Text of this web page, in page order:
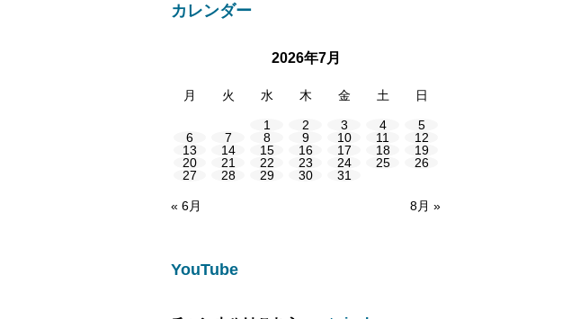
カレンダー
2026年7月
月 火 水 木 金 土 日
1 2 3 4
5
6
7 8 9 10 11
12
13
14 15 16 17 18
19
20
21 22 23 24 25
26
27
28 29 30 31
« 6月 8月 »
YouTube